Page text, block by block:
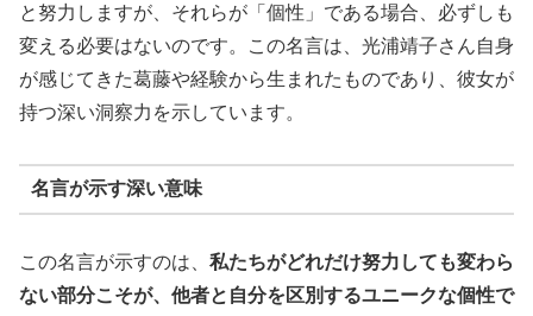
と努力しますが、それらが「個性」である場合、必ずしも
変える必要はないのです。この名言は、光浦靖子さん自身
が感じてきた葛藤や経験から生まれたものであり、彼女が
持つ深い洞察力を示しています。
名言が示す深い意味
この名言が示すのは、 私たちがどれだけ努力しても変わら
ない部分こそが、他者と自分を区別するユニークな個性で